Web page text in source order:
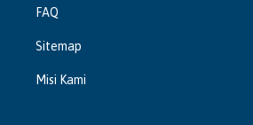
FAQ
Sitemap
Misi Kami